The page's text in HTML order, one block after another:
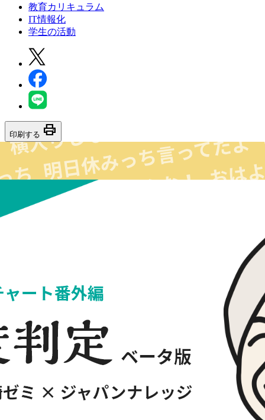
教育カリキュラム
IT情報化
学生の活動
印刷する print